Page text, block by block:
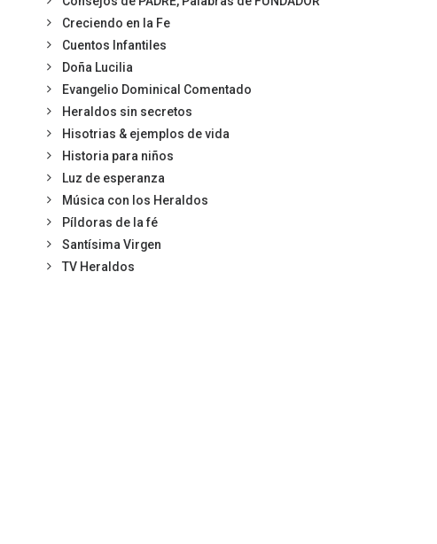
Creciendo en la Fe
Cuentos Infantiles
Doña Lucilia
Evangelio Dominical Comentado
Heraldos sin secretos
Hisotrias & ejemplos de vida
Historia para niños
Luz de esperanza
Música con los Heraldos
Píldoras de la fé
Santísima Virgen
TV Heraldos